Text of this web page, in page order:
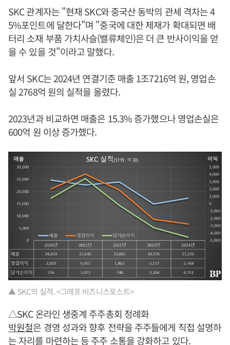
SKC 관계자는 "현재 SKC와 중국산 동박의 관세 격차는 4
5%포인트에 달한다"며 "중국에 대한 제재가 확대되면 배
터리 소재 부품 가치사슬(밸류체인)은 더 큰 반사이익을 얻
을 수 있을 것"이라고 말했다.
앞서 SKC는 2024년 연결기준 매출 1조7216억 원, 영업손
실 2768억 원의 실적을 올렸다.
2023년과 비교하면 매출은 15.3% 증가했으나 영업손실은
600억 원 이상 증가했다.
▲ SKC의 실적. <그래프 비즈니스포스트>
△SKC 온라인 생중계 주주총회 정례화
박원철은 경영 성과와 향후 전략을 주주들에게 직접 설명하
는 자리를 마련하는 등 주주 소통을 강화하고 있다.